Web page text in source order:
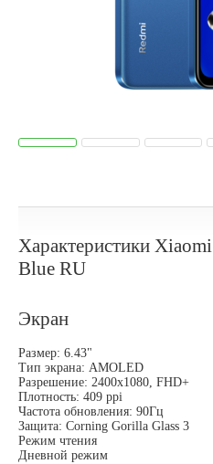
Характеристики
Blue RU
Экран
Размер: 6.43"
Тип экрана: AMOLED
Разрешение: 2400x1080, FHD+
Плотность: 409 ppi
Частота обновления: 90Гц
Защита: Corning Gorilla Glass 3
Режим чтения
Дневной режим